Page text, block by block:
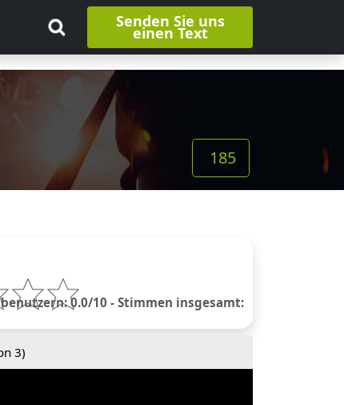
Senden Sie uns
einen Text
185
0.0/10 - Stimmen insgesamt:
3)